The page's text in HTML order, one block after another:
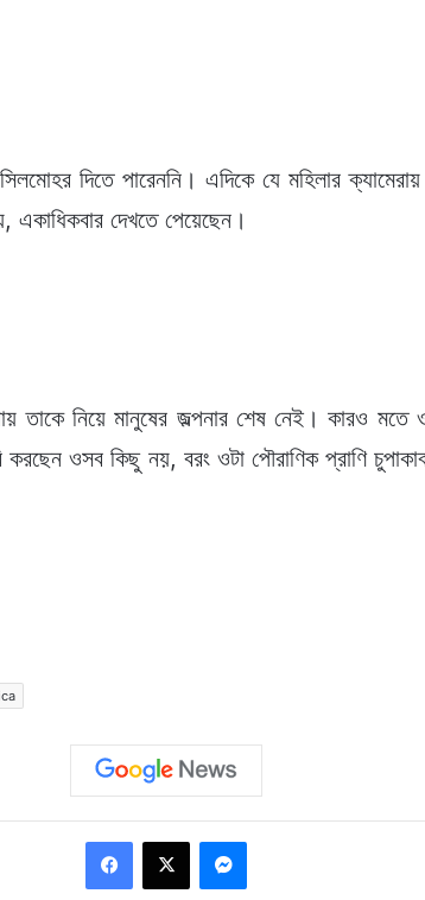
দিতে পারেননি। এদিকে যে মহিলার
একাধিকবার দেখতে পেয়েছেন।
তাকে নিয়ে মানুষের জল্পনার শেষ নেই। কারও
ওসব কিছু নয়, বরং ওটা পৌরাণিক প্রাণি